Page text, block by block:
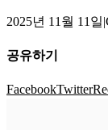
2025년 11월 11일|
공유하기
FacebookTwitter